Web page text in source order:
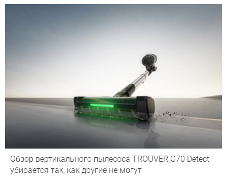
Обзор вертикального пылесоса TROUVER G70 Detect:
убирается так, как другие не могут